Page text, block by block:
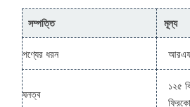
সম্পত্তি মূল্য
পণ্যের ধরন
ঘনত্ব
১২৫